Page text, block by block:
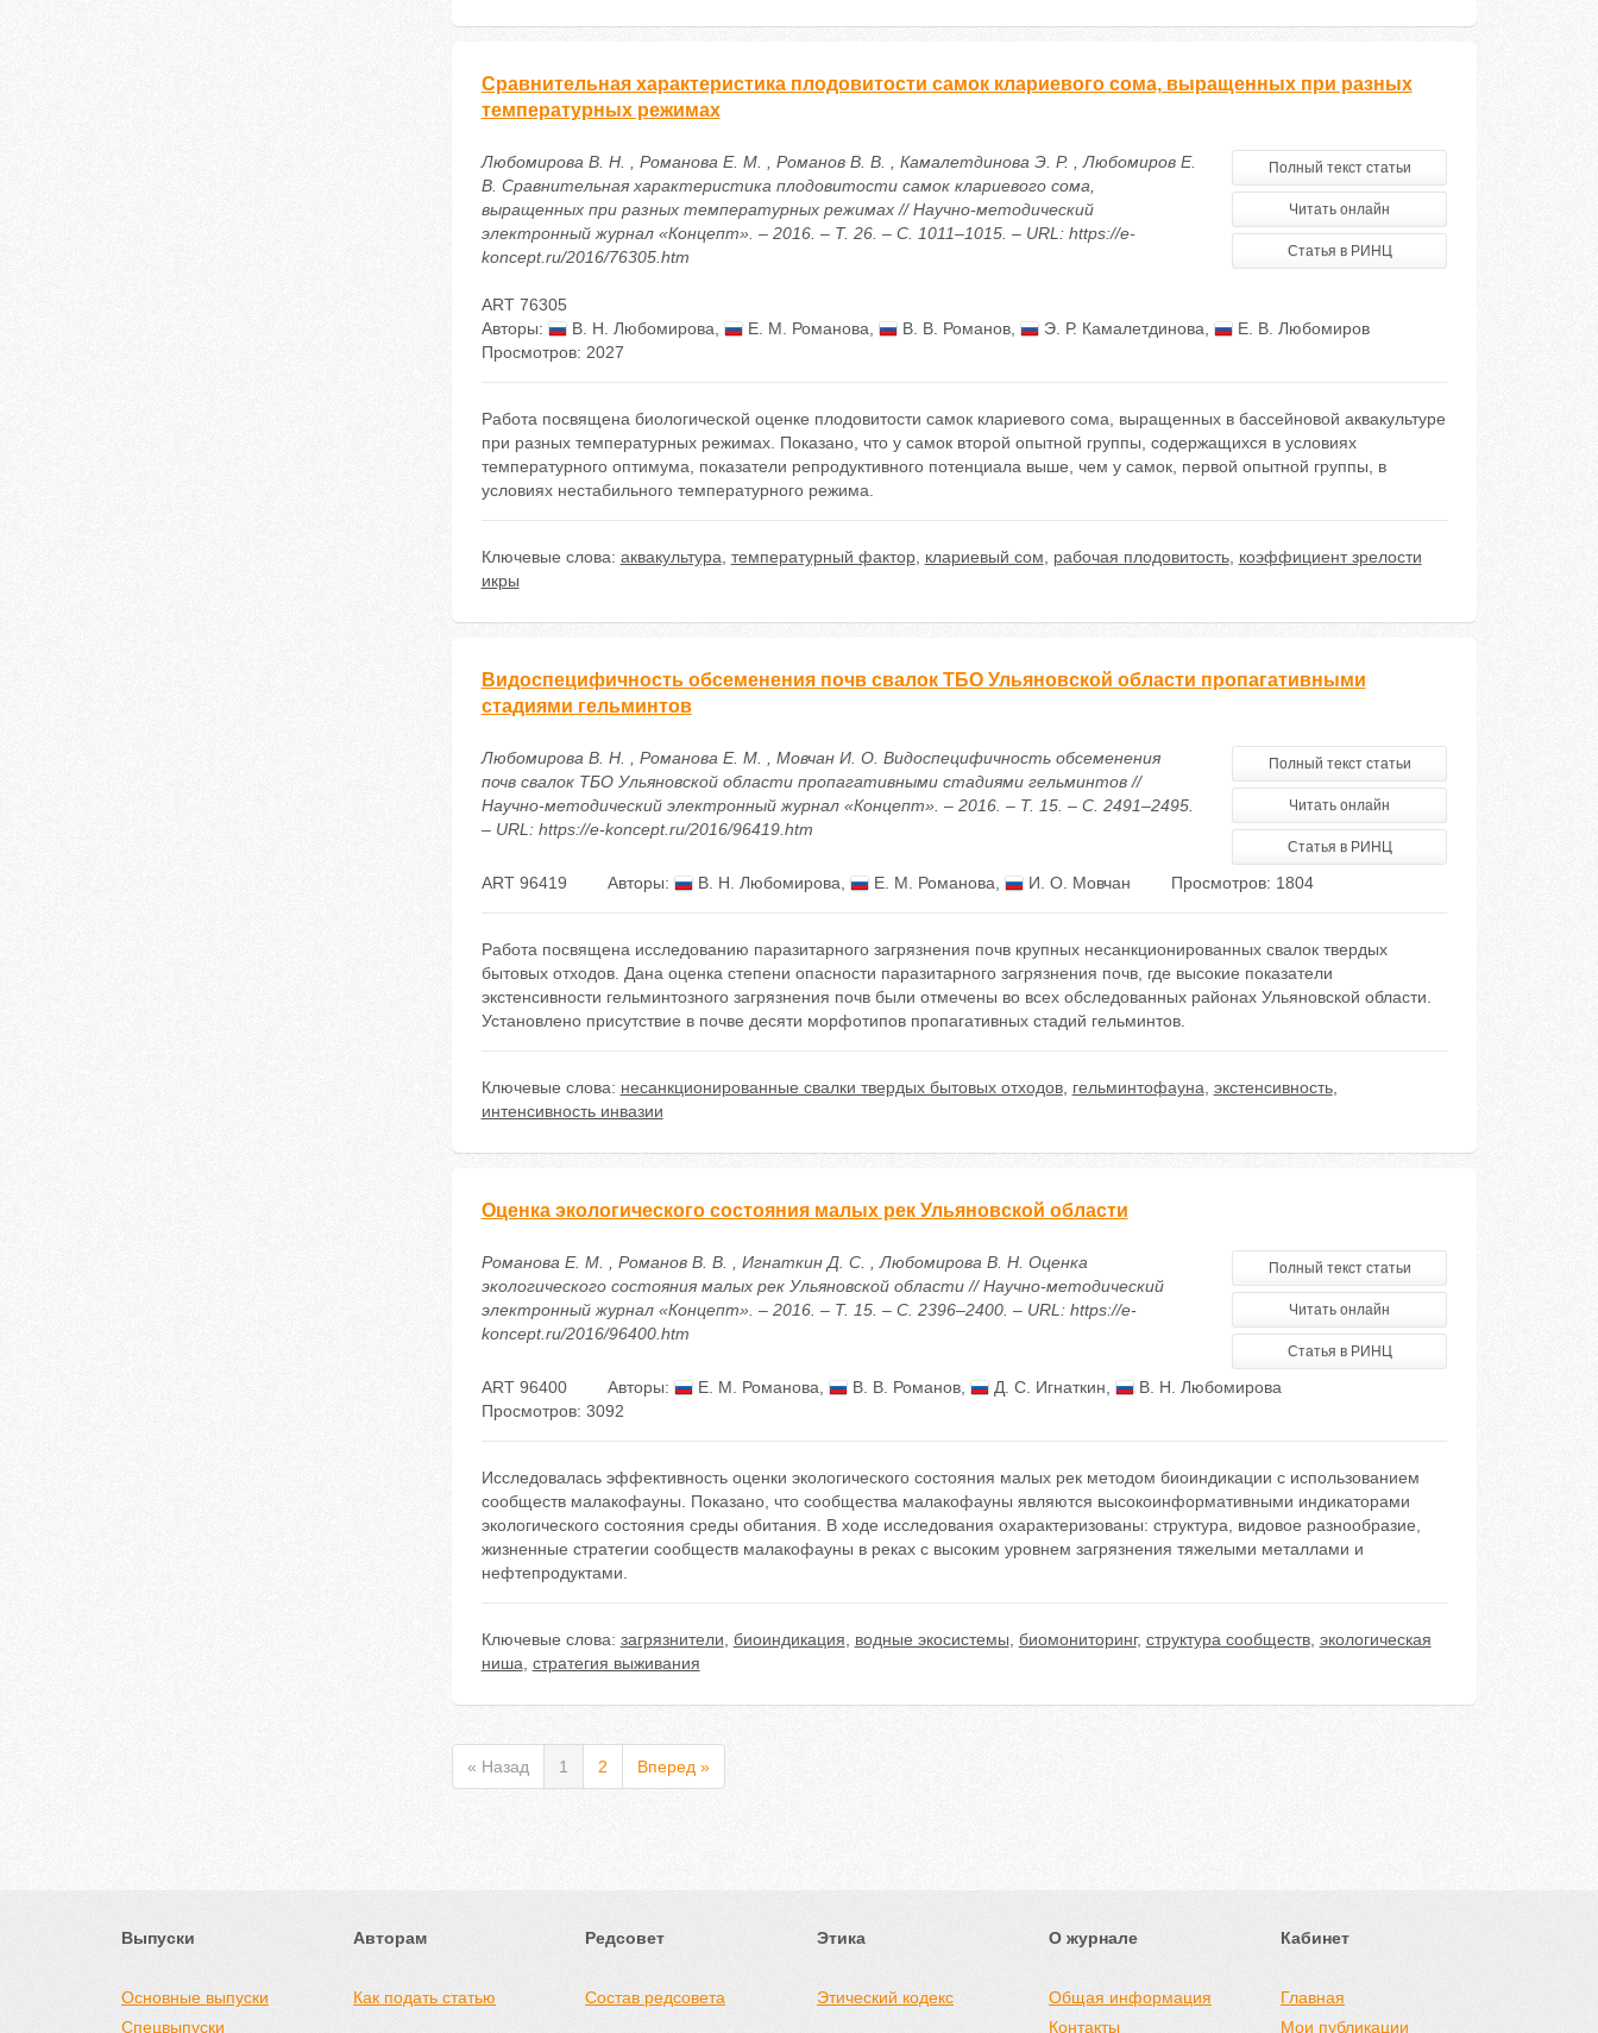
Сравнительная характеристика плодовитости самок клариевого сома, выращенных при разных
температурных режимах
Любомирова В. Н. , Романова Е. М. , Романов В. В. , Камалетдинова Э. Р. , Любомиров Е.
В. Сравнительная характеристика плодовитости самок клариевого сома,
выращенных при разных температурных режимах // Научно-методический
электронный журнал «Концепт». – 2016. – Т. 26. – С. 1011–1015. – URL: https://e-
koncept.ru/2016/76305.htm
Полный текст статьи
Читать онлайн
Статья в РИНЦ
ART 76305
Авторы:
В. Н. Любомирова Е. М. Романова В. В. Романов, Э. Р. Камалетдинова
Е. В. Любомиров
Просмотров: 2027
Работа посвящена биологической оценке плодовитости самок клариевого сома, выращенных в бассейновой аквакультуре
при разных температурных режимах. Показано, что у самок второй опытной группы, содержащихся в условиях
температурного оптимума, показатели репродуктивного потенциала выше, чем у самок, первой опытной группы, в
условиях нестабильного температурного режима.
Ключевые слова: аквакультура температурный фактор, клариевый сом рабочая плодовитость, коэффициент зрелости
икры
Видоспецифичность обсеменения почв свалок ТБО Ульяновской области пропагативными
стадиями гельминтов
Любомирова В. Н. , Романова Е. М. , Мовчан И. О. Видоспецифичность обсеменения
почв свалок ТБО Ульяновской области пропагативными стадиями гельминтов //
Научно-методический электронный журнал «Концепт». – 2016. – Т. 15. – С. 2491–2495.
– URL: https://e-koncept.ru/2016/96419.htm
Полный текст статьи
Читать онлайн
Статья в РИНЦ
ART 96419 Авторы: В. Н. Любомирова Е. М. Романова И. О. Мовчан Просмотров: 1804
Работа посвящена исследованию паразитарного загрязнения почв крупных несанкционированных свалок твердых
бытовых отходов. Дана оценка степени опасности паразитарного загрязнения почв, где высокие показатели
экстенсивности гельминтозного загрязнения почв были отмечены во всех обследованных районах Ульяновской области.
Установлено присутствие в почве десяти морфотипов пропагативных стадий гельминтов.
Ключевые слова: несанкционированные свалки твердых бытовых отходов, гельминтофауна экстенсивность,
интенсивность инвазии
Оценка экологического состояния малых рек Ульяновской области
Романова Е. М. , Романов В. В. , Игнаткин Д. С. , Любомирова В. Н. Оценка
экологического состояния малых рек Ульяновской области // Научно-методический
электронный журнал «Концепт». – 2016. – Т. 15. – С. 2396–2400. – URL: https://e-
koncept.ru/2016/96400.htm
Полный текст статьи
Читать онлайн
Статья в РИНЦ
ART 96400 Авторы: Е. М. Романова В. В. Романов, Д. С. Игнаткин
В. Н. Любомирова
Просмотров: 3092
Исследовалась эффективность оценки экологического состояния малых рек методом биоиндикации с использованием
сообществ малакофауны. Показано, что сообщества малакофауны являются высокоинформативными индикаторами
экологического состояния среды обитания. В ходе исследования охарактеризованы: структура, видовое разнообразие,
жизненные стратегии сообществ малакофауны в реках с высоким уровнем загрязнения тяжелыми металлами и
нефтепродуктами.
Ключевые слова: загрязнители биоиндикация водные экосистемы биомониторинг, структура сообществ, экологическая
ниша стратегия выживания
« Назад 1 2 Вперед »
Выпуски
Основные выпуски
Спецвыпуски
Авторам
Как подать статью
Редсовет
Состав редсовета
Этика
Этический кодекс
О журнале
Общая информация
Контакты
Кабинет
Главная
Мои публикации